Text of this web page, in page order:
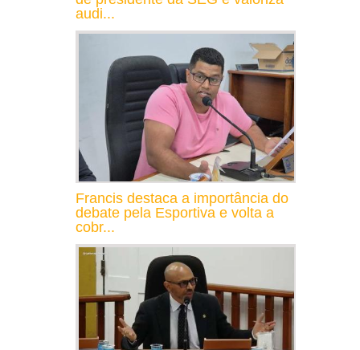
audi...
Francis destaca a importância do
debate pela Esportiva e volta a
cobr...